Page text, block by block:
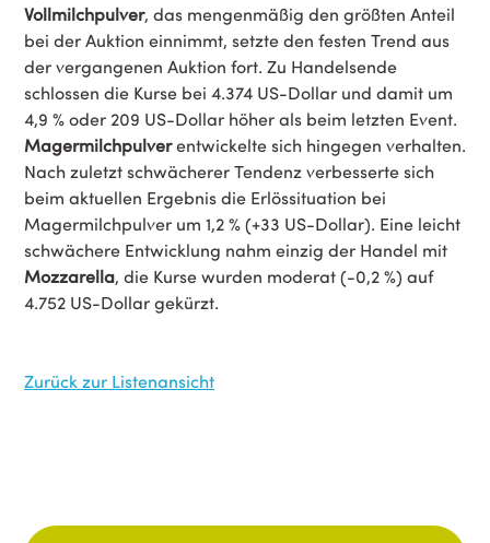
Vollmilchpulver, das mengenmäßig den größten Anteil
bei der Auktion einnimmt, setzte den festen Trend aus
der vergangenen Auktion fort. Zu Handelsende
schlossen die Kurse bei 4.374 US-Dollar und damit um
4,9 % oder 209 US-Dollar höher als beim letzten Event.
Magermilchpulverentwickelte sich hingegen verhalten.
Nach zuletzt schwächerer Tendenz verbesserte sich
beim aktuellen Ergebnis die Erlössituation bei
Magermilchpulver um 1,2 % (+33 US-Dollar). Eine leicht
schwächere Entwicklung nahm einzig der Handel mit
Mozzarella, die Kurse wurden moderat (-0,2 %) auf
4.752 US-Dollar gekürzt.
Zurück zur Listenansicht